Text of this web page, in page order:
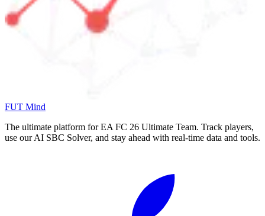
FUT Mind
The ultimate platform for EA FC 26 Ultimate Team. Track players,
use our AI SBC Solver, and stay ahead with real-time data and tools.